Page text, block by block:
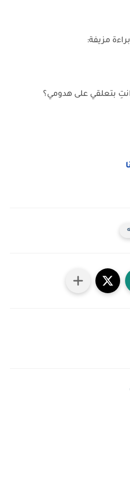
مزيفة:
بتعلقي على هدومي؟